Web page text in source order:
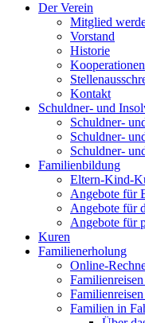
Der Verein
Mitglied
Vorstand
Historie
Kooperationen
Kontakt
Schuldner- und
Schuldner-
Schuldner-
Schuldner-
Familienbildung
Eltern-Kind-
Angebote für
Angebote für
Angebote für
Kuren
Familienerholung
Online-
Familien in